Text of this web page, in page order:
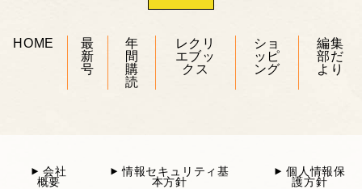
HOME
最
新
号
年
間
購
読
レクリ
エブッ
クス
ショ
ッピ
ング
編集
部だ
より
会社
概要
情報セキュリティ基
本方針
個人情報保
護方針